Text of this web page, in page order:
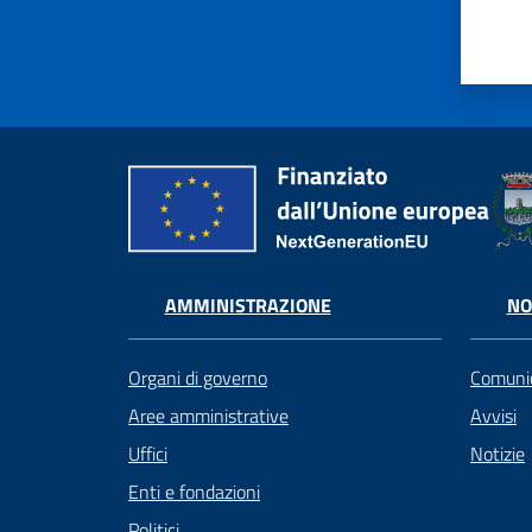
AMMINISTRAZIONE
Organi di governo
Aree amministrative
Uffici
Enti e fondazioni
Avvisi
Notizie